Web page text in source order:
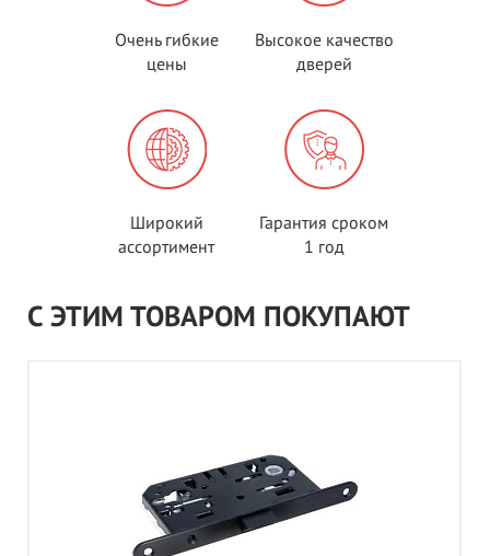
Очень гибкие
цены
Высокое качество
дверей
Широкий
ассортимент
Гарантия сроком
1 год
С ЭТИМ ТОВАРОМ ПОКУПАЮТ